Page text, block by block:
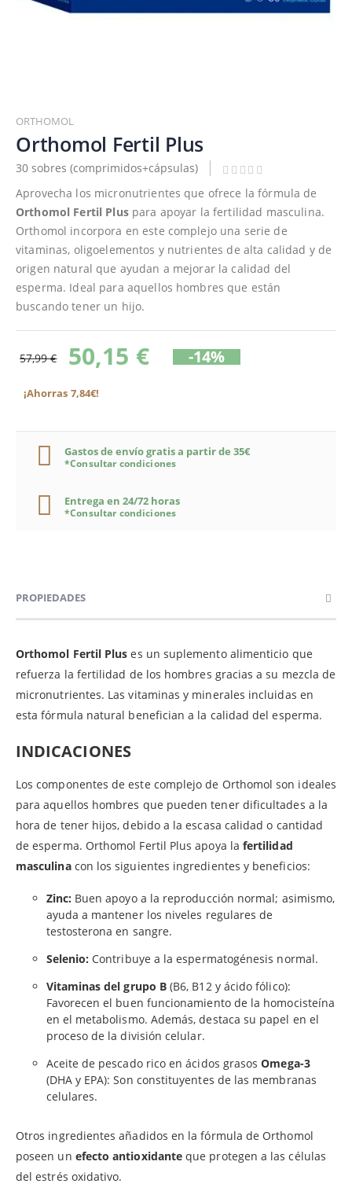
al
comienzo
de
la
galería
de
imágenes
ORTHOMOL
Orthomol Fertil Plus
30 sobres (comprimidos+cápsulas)
Aprovecha los micronutrientes que ofrece la fórmula de
Orthomol Fertil Pluspara apoyar la fertilidad masculina.
Orthomol incorpora en este complejo una serie de
vitaminas, oligoelementos y nutrientes de alta calidad y de
origen natural que ayudan a mejorar la calidad del
esperma. Ideal para aquellos hombres que están
buscando tener un hijo.
57,99 € 50,15 € -14%
¡Ahorras 7,84€!
Gastos de envío gratis a partir de 35€
*Consultar condiciones
Entrega en 24/72 horas
*Consultar condiciones
PROPIEDADES
Orthomol Fertil Pluses un suplemento alimenticio que
refuerza la fertilidad de los hombres gracias a su mezcla de
micronutrientes. Las vitaminas y minerales incluidas en
esta fórmula natural benefician a la calidad del esperma.
INDICACIONES
Los componentes de este complejo de Orthomol son ideales
para aquellos hombres que pueden tener dificultades a la
hora de tener hijos, debido a la escasa calidad o cantidad
de esperma. Orthomol Fertil Plus apoya la fertilidad
masculinacon los siguientes ingredientes y beneficios:
Zinc: Buen apoyo a la reproducción normal; asimismo,
ayuda a mantener los niveles regulares de
testosterona en sangre.
Selenio: Contribuye a la espermatogénesis normal.
Vitaminas del grupo B(B6, B12 y ácido fólico):
Favorecen el buen funcionamiento de la homocisteína
en el metabolismo. Además, destaca su papel en el
proceso de la división celular.
Aceite de pescado rico en ácidos grasosOmega-3
(DHA y EPA): Son constituyentes de las membranas
celulares.
Otros ingredientes añadidos en la fórmula de Orthomol
poseen un efecto antioxidante que protegen a las células
del estrés oxidativo.